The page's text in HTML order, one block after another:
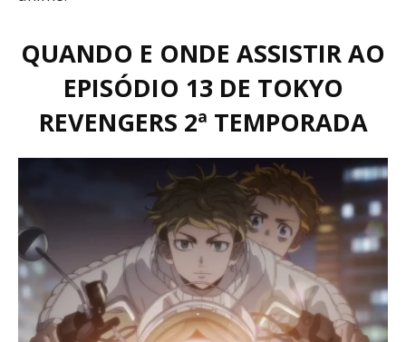
QUANDO E ONDE ASSISTIR AO
EPISÓDIO 13 DE TOKYO
REVENGERS 2ª TEMPORADA